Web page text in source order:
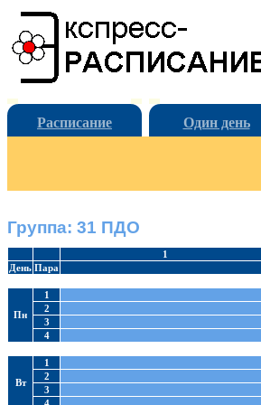
Расписание Один день
Группа: 31 ПДО
1
День Пара
Пн
1
2
3
4
Вт
1
2
3